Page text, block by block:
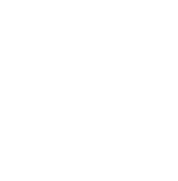
iets romigs. Het is
tussen
en het
door Takasago,
compositie.
worden of
over de wereld van